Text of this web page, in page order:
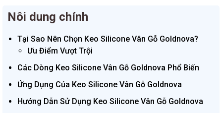
Nôi dung chính
Tại Sao Nên Chọn Keo Silicone Vân Gỗ Goldnova?
Ưu Điểm Vượt Trội
Các Dòng Keo Silicone Vân Gỗ Goldnova Phổ Biến
Ứng Dụng Của Keo Silicone Vân Gỗ Goldnova
Hướng Dẫn Sử Dụng Keo Silicone Vân Gỗ Goldnova